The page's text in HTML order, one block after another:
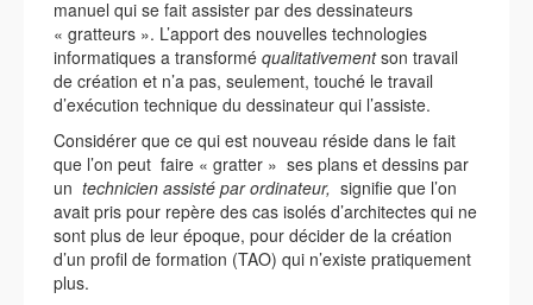
manuel qui se fait assister par des dessinateurs
« gratteurs ». L’apport des nouvelles technologies
informatiques a transformé qualitativementson travail
de création et n’a pas, seulement, touché le travail
d’exécution technique du dessinateur qui l’assiste.
Considérer que ce qui est nouveau réside dans le fait
que l’on peut faire « gratter » ses plans et dessins par
un technicien assisté par ordinateur, signifie que l’on
avait pris pour repère des cas isolés d’architectes qui ne
sont plus de leur époque, pour décider de la création
d’un profil de formation (TAO) qui n’existe pratiquement
plus.